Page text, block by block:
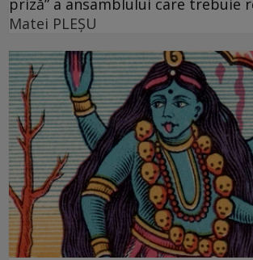
priză” a ansamblului care trebuie
Matei PLEŞU